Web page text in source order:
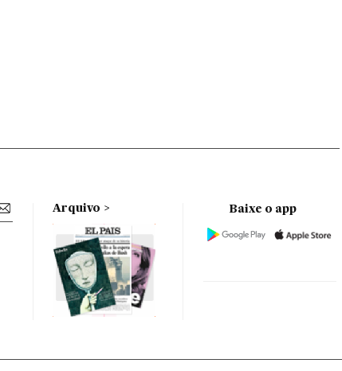
Arquivo Baixe o app